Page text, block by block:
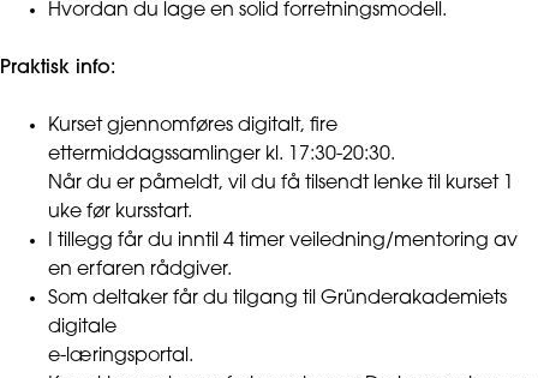
Hvordan du lage en solid forretningsmodell.
Praktisk info:
Kurset gjennomføres digitalt, fire
ettermiddagssamlinger kl. 17:30-20:30.
Når du er påmeldt, vil du få tilsendt lenke til kurset 1
uke før kursstart.
I tillegg får du inntil 4 timer veiledning/mentoring av
en erfaren rådgiver.
Som deltaker får du tilgang til Gründerakademiets
digitale
e-læringsportal.